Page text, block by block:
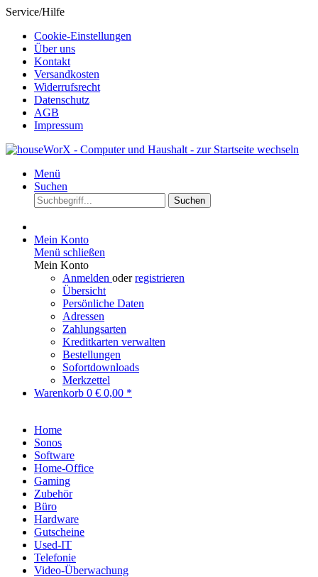
Service/Hilfe
Cookie-Einstellungen
Über uns
Kontakt
Versandkosten
Widerrufsrecht
Datenschutz
AGB
Impressum
Menü
Suchen
Suchen
Mein Konto
Menü schließen
Mein Konto
Anmelden oderregistrieren
Übersicht
Persönliche Daten
Adressen
Zahlungsarten
Kreditkarten verwalten
Bestellungen
Sofortdownloads
Merkzettel
Warenkorb 0 € 0,00 *
Home
Sonos
Software
Home-Office
Gaming
Zubehör
Büro
Hardware
Gutscheine
Used-IT
Telefonie
Video-Überwachung